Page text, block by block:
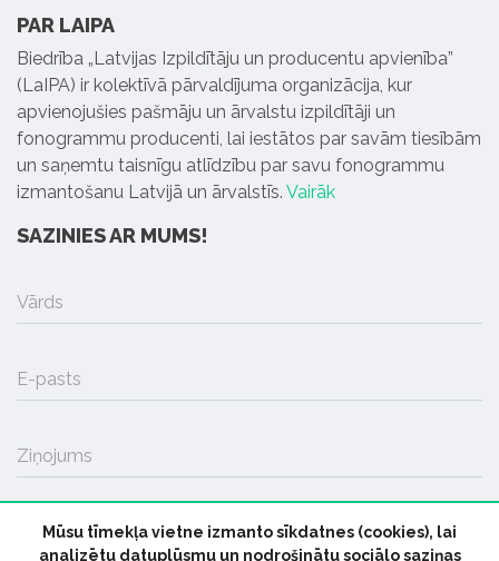
PAR LAIPA
Biedrība „Latvijas Izpildītāju un producentu apvienība”
(LaIPA) ir kolektīvā pārvaldījuma organizācija, kur
apvienojušies pašmāju un ārvalstu izpildītāji un
fonogrammu producenti, lai iestātos par savām tiesībām
un saņemtu taisnīgu atlīdzību par savu fonogrammu
izmantošanu Latvijā un ārvalstīs. Vairāk
SAZINIES AR MUMS!
Vārds
E-pasts
Ziņojums
SŪTĪT
Mūsu tīmekļa vietne izmanto sīkdatnes (cookies), lai
analizētu datuplūsmu un nodrošinātu sociālo saziņas